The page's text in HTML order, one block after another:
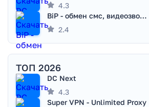
4.3
BiP - обмен смс, видеозвонками
2.4
ТОП 2026
DC Next
4.3
Super VPN - Unlimited Proxy